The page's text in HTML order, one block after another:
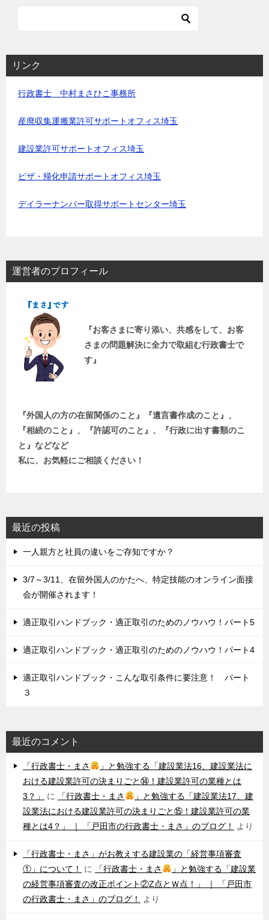
リンク
行政書士 中村まさひこ事務所
産廃収集運搬業許可サポートオフィス埼玉
建設業許可サポートオフィス埼玉
ビザ・帰化申請サポートオフィス埼玉
デイラーナンバー取得サポートセンター埼玉
運営者のプロフィール
『お客さまに寄り添い、共感をして、お客
さまの問題解決に全力で取組む行政書士で
す』
『外国人の方の在留関係のこと』『遺言書作成のこと』、
『相続のこと』、『許認可のこと』、『行政に出す書類のこ
と』などなど
私に、お気軽にご相談ください！
最近の投稿
一人親方と社員の違いをご存知ですか？
3/7～3/11、在留外国人のかたへ、特定技能のオンライン面接
会が開催されます！
適正取引ハンドブック・適正取引のためのノウハウ！パート5
適正取引ハンドブック・適正取引のためのノウハウ！パート4
適正取引ハンドブック・こんな取引条件に要注意！ パート
３
最近のコメント
「行政書士・まさ
」と勉強する「建設業法16、建設業法に
おける建設業許可の決まりごと⑭！建設業許可の業種とは
3？」
に 「行政書士・まさ
」と勉強する「建設業法17、建
設業法における建設業許可の決まりごと⑮！建設業許可の業
種とは4？」 ｜ 「戸田市の行政書士・まさ」のブログ！
より
「行政書士・まさ」がお教えする建設業の「経営事項審査
①」について！
に 「行政書士・まさ
」と勉強する「建設業
の経営事項審査の改正ポイント②Z点とＷ点！」 ｜ 「戸田市
の行政書士・まさ」のブログ！
より